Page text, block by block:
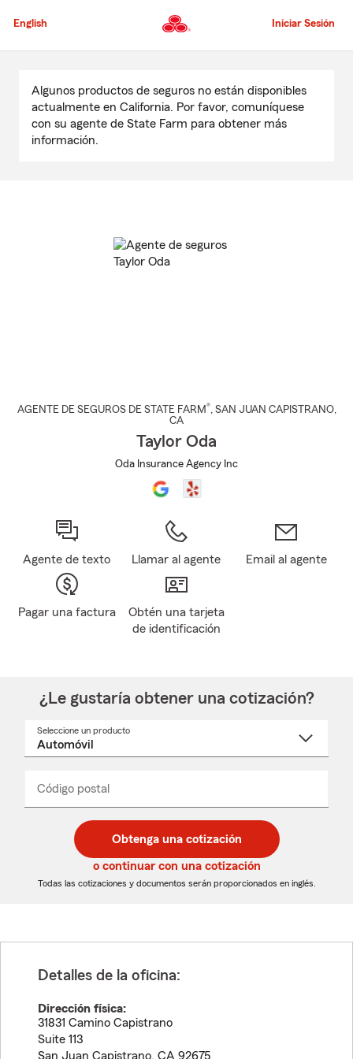
al
principal
English Iniciar Sesión
contenido
principal
Algunos productos de seguros no están disponibles
actualmente en California. Por favor, comuníquese
con su agente de State Farm para obtener más
información.
AGENTE DE SEGUROS DE STATE FARM®, SAN JUAN CAPISTRANO,
CA
Taylor Oda
Oda Insurance Agency Inc
Agente de texto Llamar al agente Email al agente
Pagar una factura
Obtén una tarjeta
de identificación
¿Le gustaría obtener una cotización?
Seleccione un producto
desplegable
Código postal
de
5
dígitos
de
5
dígitos
_____
Obtenga una cotización
o continuar con una cotización
Todas las cotizaciones y documentos serán proporcionados en inglés.
Detalles de la oficina:
Dirección física:
31831 Camino Capistrano
Suite 113
San Juan Capistrano, CA 92675